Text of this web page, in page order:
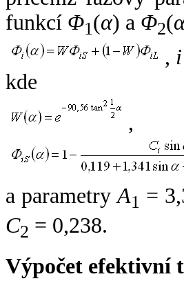
funkcí Φ1(α) a Φ2(
, i
kde
,
a parametryA1 =
C2 = 0,238.
Výpočet